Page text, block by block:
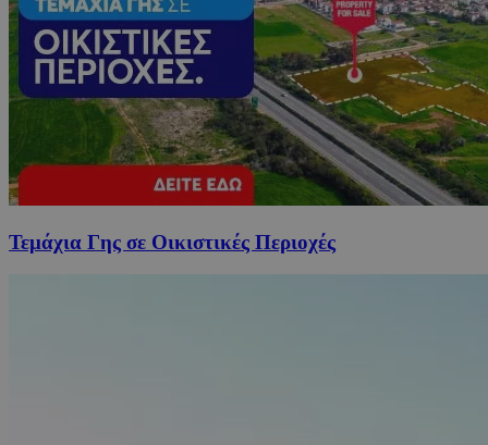
Τεμάχια Γης σε Οικιστικές Περιοχές